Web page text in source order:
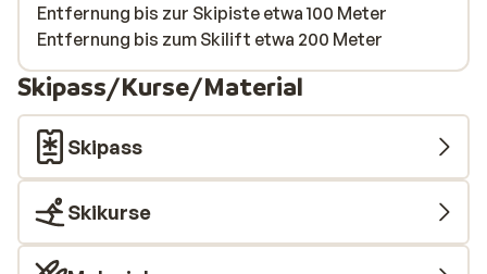
Entfernung bis zur Skipiste etwa 100 Meter
Entfernung bis zum Skilift etwa 200 Meter
Skipass/Kurse/Material
Skipass
Skikurse